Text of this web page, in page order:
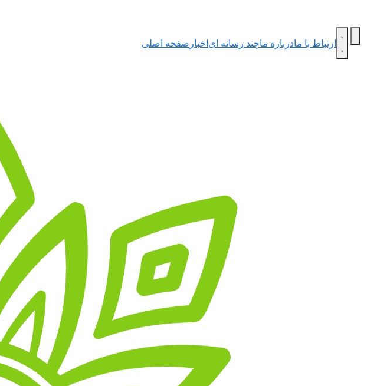
صفحه اصلی اخبارچند رسانه ایدرباره ماارتباط با ما